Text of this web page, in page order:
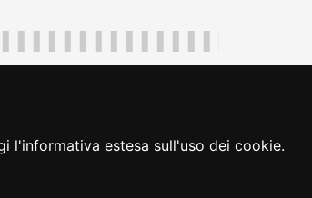
l'informativa estesa sull'uso dei cookie.
cookie loginFVG